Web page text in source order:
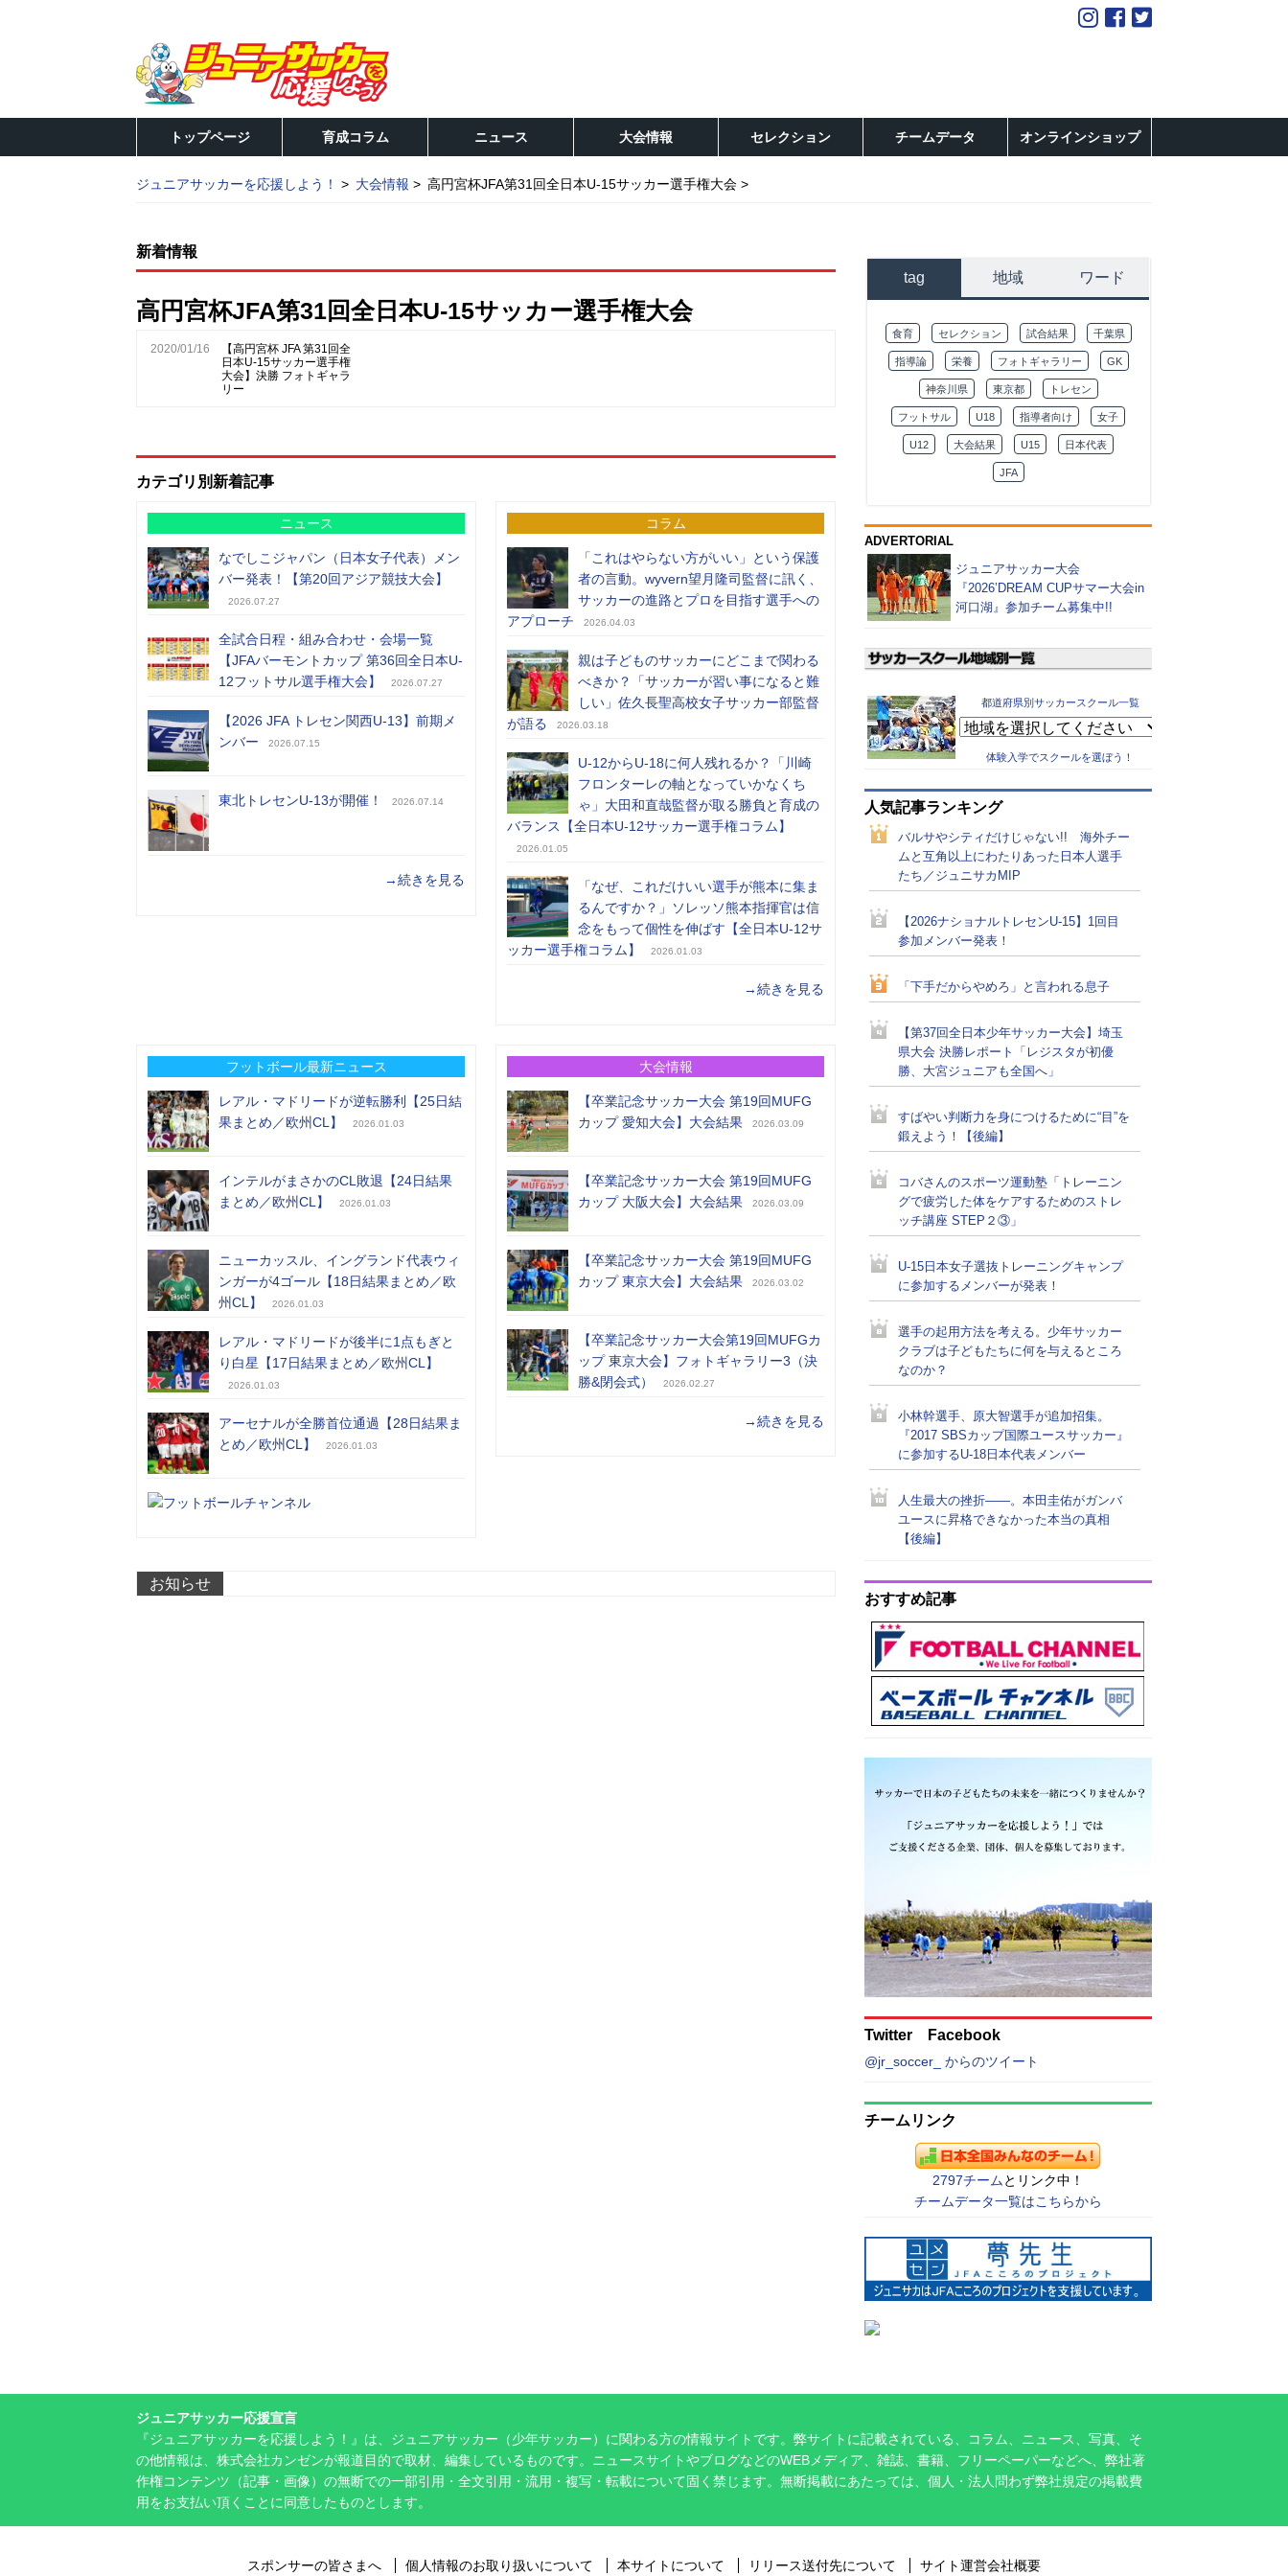
トップページ 育成コラム ニュース 大会情報 セレクション チームデータ オンラインショップ
ジュニアサッカーを応援しよう！ 大会情報 高円宮杯JFA第31回全日本U-15サッカー選手権大会
新着情報
高円宮杯JFA第31回全日本U-15サッカー選手権大会
2020/01/16
【高円宮杯 JFA 第31回全
日本U-15サッカー選手権
大会】決勝 フォトギャラ
リー
カテゴリ別新着記事
ニュース
なでしこジャパン（日本女子代表）メン
バー発表！【第20回アジア競技大会】
2026.07.27
全試合日程・組み合わせ・会場一覧
【JFAバーモントカップ 第36回全日本U-
12フットサル選手権大会】
2026.07.27
【2026 JFA トレセン関西U-13】前期メ
ンバー
2026.07.15
東北トレセンU-13が開催！ 2026.07.14
→続きを見る
コラム
「これはやらない方がいい」という保護
者の言動。wyvern望月隆司監督に訊く、
サッカーの進路とプロを目指す選手への
アプローチ
2026.04.03
親は子どものサッカーにどこまで関わる
べきか？「サッカーが習い事になると難
しい」佐久長聖高校女子サッカー部監督
が語る
2026.03.18
U-12からU-18に何人残れるか？「川崎
フロンターレの軸となっていかなくち
ゃ」大田和直哉監督が取る勝負と育成の
バランス【全日本U-12サッカー選手権コラム】
2026.01.05
「なぜ、これだけいい選手が熊本に集ま
るんですか？」ソレッソ熊本指揮官は信
念をもって個性を伸ばす【全日本U-12サ
ッカー選手権コラム】
2026.01.03
→続きを見る
フットボール最新ニュース
レアル・マドリードが逆転勝利【25日結
果まとめ／欧州CL】
2026.01.03
インテルがまさかのCL敗退【24日結果
まとめ／欧州CL】
2026.01.03
ニューカッスル、イングランド代表ウィ
ンガーが4ゴール【18日結果まとめ／欧
州CL】
2026.01.03
レアル・マドリードが後半に1点もぎと
り白星【17日結果まとめ／欧州CL】
2026.01.03
アーセナルが全勝首位通過【28日結果ま
とめ／欧州CL】
2026.01.03
大会情報
【卒業記念サッカー大会 第19回MUFG
カップ 愛知大会】大会結果
2026.03.09
【卒業記念サッカー大会 第19回MUFG
カップ 大阪大会】大会結果
2026.03.09
【卒業記念サッカー大会 第19回MUFG
カップ 東京大会】大会結果
2026.03.02
【卒業記念サッカー大会第19回MUFGカ
ップ 東京大会】フォトギャラリー3（決
勝&閉会式）
2026.02.27
→続きを見る
お知らせ
tag 地域 ワード
食育 セレクション 試合結果 千葉県
指導論 栄養 フォトギャラリー GK
神奈川県 東京都 トレセン
フットサル U18 指導者向け 女子
U12 大会結果 U15 日本代表
JFA
ADVERTORIAL
ジュニアサッカー大会
『2026’DREAM CUPサマー大会in
河口湖』参加チーム募集中!!
都道府県別サッカースクール一覧
体験入学でスクールを選ぼう！
人気記事ランキング
バルサやシティだけじゃない!! 海外チー
ムと互角以上にわたりあった日本人選手
たち／ジュニサカMIP
【2026ナショナルトレセンU-15】1回目
参加メンバー発表！
「下手だからやめろ」と言われる息子
【第37回全日本少年サッカー大会】埼玉
県大会 決勝レポート「レジスタが初優
勝、大宮ジュニアも全国へ」
すばやい判断力を身につけるために“目”を
鍛えよう！【後編】
コバさんのスポーツ運動塾「トレーニン
グで疲労した体をケアするためのストレ
ッチ講座 STEP２③」
U-15日本女子選抜トレーニングキャンプ
に参加するメンバーが発表！
選手の起用方法を考える。少年サッカー
クラブは子どもたちに何を与えるところ
なのか？
小林幹選手、原大智選手が追加招集。
『2017 SBSカップ国際ユースサッカー』
に参加するU-18日本代表メンバー
人生最大の挫折――。本田圭佑がガンバ
ユースに昇格できなかった本当の真相
【後編】
おすすめ記事
Twitter Facebook
@jr_soccer_ からのツイート
チームリンク
2797チーム とリンク中！
チームデータ一覧はこちらから
ジュニアサッカー応援宣言
『ジュニアサッカーを応援しよう！』は、ジュニアサッカー（少年サッカー）に関わる方の情報サイトです。弊サイトに記載されている、コラム、ニュース、写真、そ
の他情報は、株式会社カンゼンが報道目的で取材、編集しているものです。ニュースサイトやブログなどのWEBメディア、雑誌、書籍、フリーペーパーなどへ、弊社著
作権コンテンツ（記事・画像）の無断での一部引用・全文引用・流用・複写・転載について固く禁じます。無断掲載にあたっては、個人・法人問わず弊社規定の掲載費
用をお支払い頂くことに同意したものとします。
スポンサーの皆さまへ 個人情報のお取り扱いについて 本サイトについて リリース送付先について サイト運営会社概要